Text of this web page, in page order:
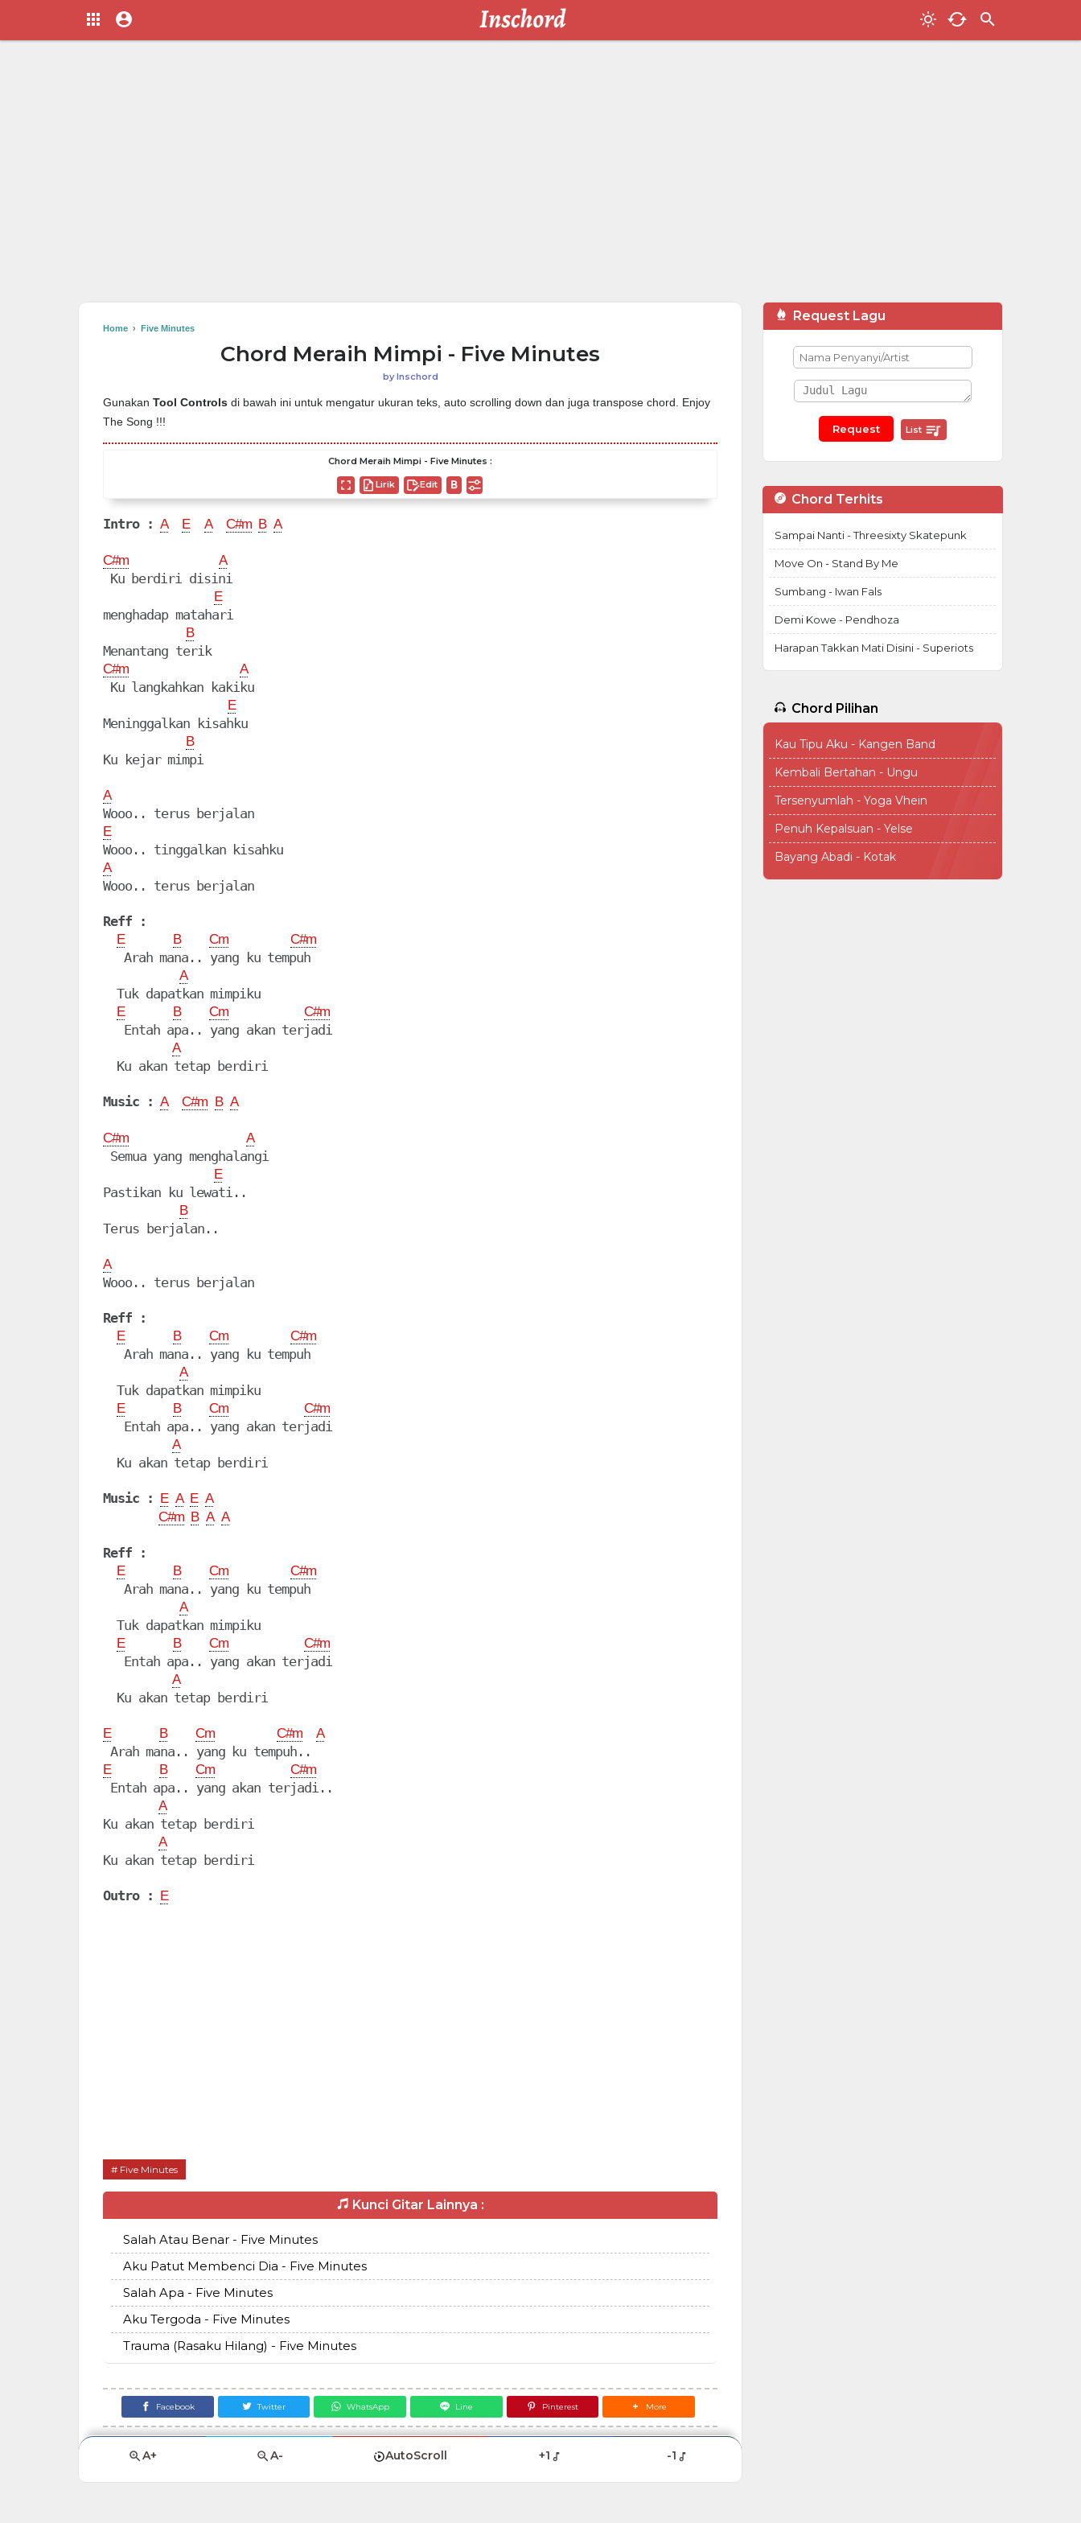
Home › Five Minutes
Chord Meraih Mimpi - Five Minutes
byInschord
Gunakan Tool Controls di bawah ini untuk mengatur ukuran teks, auto scrolling down dan juga transpose chord. Enjoy
The Song !!!
Chord Meraih Mimpi - Five Minutes :
Lirik Edit
Intro : A E A C#m B A
C#m A
Ku berdiri disini
E
menghadap matahari
B
Menantang terik
C#m A
Ku langkahkan kakiku
E
Meninggalkan kisahku
B
A
E
A
Wooo.. terus berjalan
Reff :
E B Cm C#m
   Arah mana.. yang ku tempuh
A
  Tuk dapatkan mimpiku
E B Cm C#m
   Entah apa.. yang akan terjadi
A
  Ku akan tetap berdiri
Music : A C#m B A
C#m A
Semua yang menghalangi
E
Pastikan ku lewati..
B
Terus berjalan..
A
Wooo.. terus berjalan
Reff :
E B Cm C#m
   Arah mana.. yang ku tempuh
A
  Tuk dapatkan mimpiku
E B Cm C#m
   Entah apa.. yang akan terjadi
A
  Ku akan tetap berdiri
Music : E A E A
C#m B A A
Reff :
E B Cm C#m
   Arah mana.. yang ku tempuh
A
  Tuk dapatkan mimpiku
E B Cm C#m
   Entah apa.. yang akan terjadi
A
  Ku akan tetap berdiri
E B Cm C#m A
E B Cm C#m
Entah apa.. yang akan terjadi..
A
Ku akan tetap berdiri
A
Ku akan tetap berdiri
Outro : E
Five Minutes
Kunci Gitar Lainnya :
Salah Atau Benar - Five Minutes
Aku Patut Membenci Dia - Five Minutes
Salah Apa - Five Minutes
Aku Tergoda - Five Minutes
Trauma (Rasaku Hilang) - Five Minutes
Facebook Twitter WhatsApp Line Pinterest More
A+ A- AutoScroll +1 -1
Request Lagu
List
Chord Terhits
Sampai Nanti - Threesixty Skatepunk
Move On - Stand By Me
Sumbang - Iwan Fals
Demi Kowe - Pendhoza
Harapan Takkan Mati Disini - Superiots
Chord Pilihan
Kau Tipu Aku - Kangen Band
Kembali Bertahan - Ungu
Tersenyumlah - Yoga Vhein
Penuh Kepalsuan - Yelse
Bayang Abadi - Kotak